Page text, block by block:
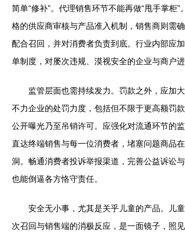
简单“修补”。代理销售环节不能再做“甩手掌柜”
格的供应商审核与产品准入机制，销售商则需
配合召回，并对消费者负责到底。行业内部应
单制度，对屡次违规、漠视安全的企业与商户进
监管层面也需持续发力。罚款之外，应加
不力企业的处罚力度，包括但不限于更高额罚款
公开曝光乃至吊销许可。应强化对流通环节的
直达终端销售与每一位消费者，堵塞问题商品
洞。畅通消费者投诉举报渠道，完善公益诉讼
也能倒逼各方恪守责任。
安全无小事，尤其是关乎儿童的产品。儿
次召回与销售端的消极反应，是一面镜子，照